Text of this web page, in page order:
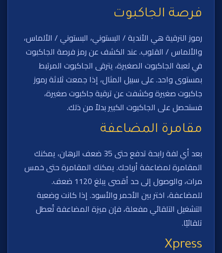
فرصة الجاكبوت
رموز الترقية هي الأندية / البستوني، البستوني / الألماس،
والألماس / القلوب. عند الكشف عن رمز فرصة الجاكبوت
في لعبة الجاكبوت الصغيرة، يترقى الجاكبوت المرتبط
بمستوى واحد. على سبيل المثال، إذا جمعت ثلاثة رموز
جاكبوت صغيرة وكشفت عن ترقية جاكبوت صغيرة،
فستحصل على الجاكبوت الكبير بدلاً من ذلك.
مقامرة المضاعفة
بعد أي لفة رابحة تدفع حتى 35 ضعف الرهان، يمكنك
المقامرة لمضاعفة أرباحك. يمكنك المقامرة حتى خمس
مرات، والوصول إلى حد أقصى يبلغ 1120 ضعف.
للمضاعفة، اختر بين الأحمر والأسود. إذا كانت وضعية
التشغيل التلقائي مفعلة، فإن ميزة المضاعفة تُعطل
تلقائيًا.
Xpress